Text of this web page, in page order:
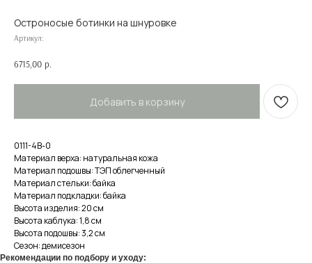
Остроносые ботинки на шнуровке
Артикул:
6715,00 р.
Добавить в корзину
0111-4В-0
Материал верха: натуральная кожа
Материал подошвы: ТЭП облегченный
Материал стельки: байка
Материал подкладки: байка
Высота изделия: 20 см
Высота каблука: 1,8 см
Высота подошвы: 3,2 см
Сезон: демисезон
Рекомендации по подбору и уходу: